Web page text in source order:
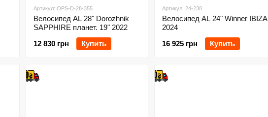
Артикул: OPS-D-28-355
Велосипед AL 28" Dorozhnik
SAPPHIRE планет. 19" 2022
12 830 грн
Купить
Артикул: 24-238
Велосипед AL 24" Winner IBIZA
2024
16 925 грн
Купить